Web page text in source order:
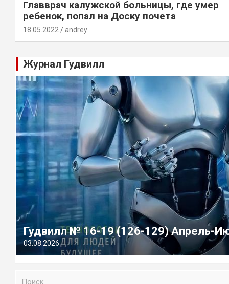
Главврач калужской больницы, где умер
ребенок, попал на Доску почета
18.05.2022 andrey
Журнал Гудвилл
Гудвилл № 16-19 (126-129) Апрель-
03.08.2026